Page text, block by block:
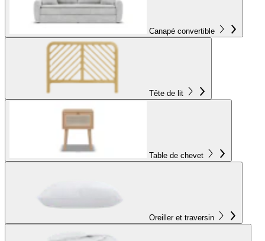
Canapé convertible
Tête de lit
Table de chevet
Oreiller et traversin